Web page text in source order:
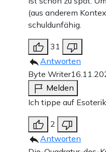
(aus anderem
schuldunfähig.
31
Antworten
Byte Writer
Melden
Ich tippe auf
2
Antworten